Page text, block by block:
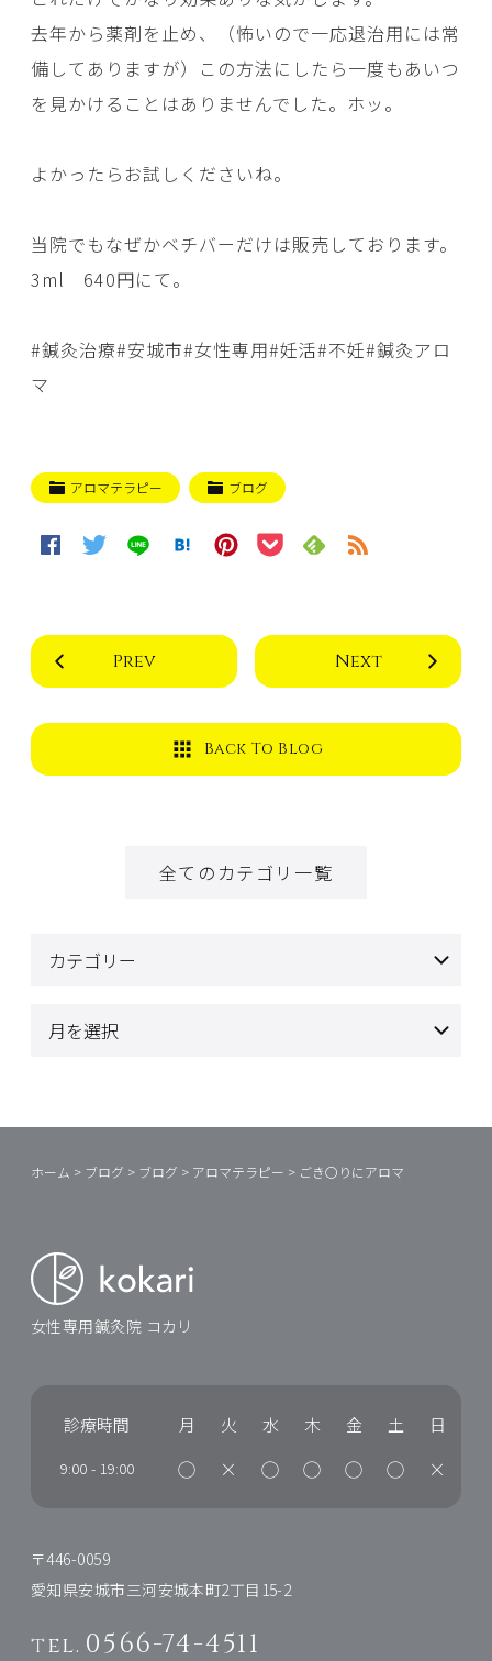
去年から薬剤を止め、（怖いので一応退治用には常
備してありますが）この方法にしたら一度もあいつ
を見かけることはありませんでした。ホッ。
よかったらお試しくださいね。
当院でもなぜかベチバーだけは販売しております。
3ml 640円にて。
#鍼灸治療#安城市#女性専用#妊活#不妊#鍼灸アロ
マ
アロマテラピー ブログ
Prev Next
Back To Blog
全てのカテゴリ一覧
ホーム > ブログ > ブログ > アロマテラピー > ごき〇りにアロマ
女性専用鍼灸院 コカリ
診療時間 月 火 水 木 金 土 日
9:00 - 19:00 ◯ × ◯ ◯ ◯ ◯ ×
〒446-0059
愛知県安城市三河安城本町2丁目15-2
tel. 0566-74-4511